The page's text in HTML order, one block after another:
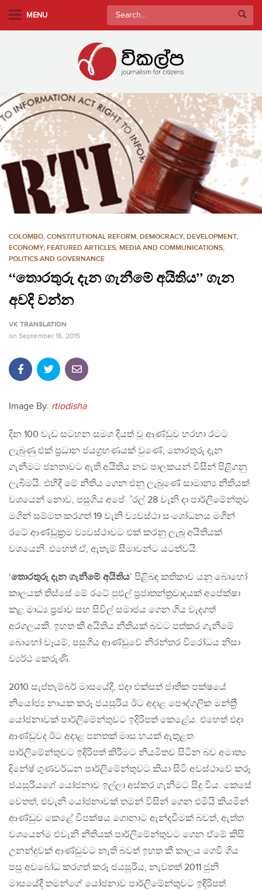
m
a
i
n
o
n
MENU
Search
for:
COLOMBO, CONSTITUTIONAL REFORM, DEMOCRACY, DEVELOPMENT,
ECONOMY, FEATURED ARTICLES, MEDIA AND COMMUNICATIONS,
POLITICS AND GOVERNANCE
‘‘තොරතුරු දැන ගැනීමේ අයිතිය’’ ගැන
අවදි වන්න
VK TRANSLATION
on September 16, 2015
Image By: rtiodisha
දින 100 වැඩ සටහන සමග දියත් වූ ආණ්ඩුව හරහා රටට
ලැබුණු එක් ප‍්‍රධාන ජයග‍්‍රහණයක් වුණේ, තොරතුරු දැන
ගැනීමට ජනතාවට ඇති අයිතිය නව පාලකයන් විසින් පිළිගනු
ලැබීමයි. එහිදී මේ නීතිය ගෙන එනු ලැබුණේ සාමාන්‍ය නීතියක්
වශයෙන් නොව, පසුගිය අපේ‍්‍රල් 28 වැනි දා පාර්ලිමේන්තුව
මගින් සම්මත කරගත් 19 වැනි ව්‍යවස්ථා සංශෝධනය මගින්
රටේ ආණ්ඩුක‍්‍රම ව්‍යවස්ථාවට එක් කරනු ලැබූ අයිතියක්
වශයෙනි. එහෙත් ඒ, ඇතැම් සීමාවන්ට යටත්වයි.
‘තොරතුරු දැන ගැනීමේ අයිතිය’ පිළිබඳ කතිකාව යනු බොහෝ
කාලයක් තිස්සේ මේ රටේ පුළුල් ප‍්‍රජාතන්ත‍්‍රවාදයක් අපේක්ෂා
කළ මාධ්‍ය ප‍්‍රජාව සහ සිවිල් සමාජය ගෙන ගිය වැදගත්
අරගලයකි. ඉහත කී අයිතිය නීතියක් බවට පත්කර ගැනීමේ
බොහෝ වෑයම්, පසුගිය ආණ්ඩුවේ නිරන්තර විරෝධය නිසා
ව්‍යර්ථ කෙරුණි.
2010 සැප්තැම්බර් මාසයේදී, එදා එක්සත් ජාතික පක්ෂයේ
නියෝජ්‍ය නායක කරූ ජයසූරිය ඊට අදාළ පෞද්ගලික මන්ත‍්‍රී
යෝජනාවක් පාර්ලිමේන්තුවට ඉදිරිපත් කෙළේය. එහෙත් එදා
ආණ්ඩුවද ඊට අදාළ පනතක් මාස හයක් ඇතුළත
පාර්ලිමේන්තුවට ඉදිරිපත් කිරීමට නියමිතව සිටින බව අමාත්‍ය
දිනේෂ් ගුණවර්ධන පාර්ලිමේන්තුවට කියා සිටි අවස්ථාවේ කරූ
ජයසූරියගේ යෝජනාව ඉල්ලා අස්කර ගැනීමට සිදු විය. කෙසේ
වෙතත්, එවැනි යෝජනාවක් තමන් විසින් ගෙන එමියි කියමින්
ආණ්ඩුව කෙළේ විපක්ෂය ගොනාට ඇන්දවීමක් බවත්, ඇත්ත
වශයෙන්ම එවැනි නීතියක් පාර්ලිමේන්තුවට ගෙන ඒමේ කිසි
උනන්දුවක් ආණ්ඩුවට නැති බවත් ඉහත කී කාලය ගෙවී ගිය
පසු අවබෝධ කරගත් කරූ ජයසූරිය, නැවතත් 2011 ජුනි
මාසයේදී තමන්ගේ යෝජනාව පාර්ලිමේන්තුවට ඉදිරිපත්